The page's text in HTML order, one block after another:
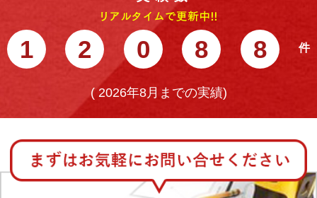
1 2 0 8 8
(2026年8月までの実績)